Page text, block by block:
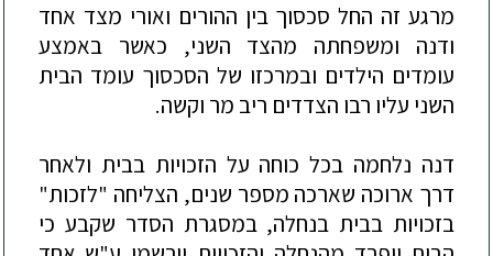
מרגע זה החל סכסוך בין ההורים ואורי מצד אחד
ודנה ומשפחתה מהצד השני, כאשר באמצע
עומדים הילדים ובמרכזו של הסכסוך עומד הבית
השני עליו רבו הצדדים ריב מר וקשה.
דנה נלחמה בכל כוחה על הזכויות בבית ולאחר
דרך ארוכה שארכה מספר שנים, הצליחה "לזכות"
בזכויות בבית בנחלה, במסגרת הסדר שקבע כי